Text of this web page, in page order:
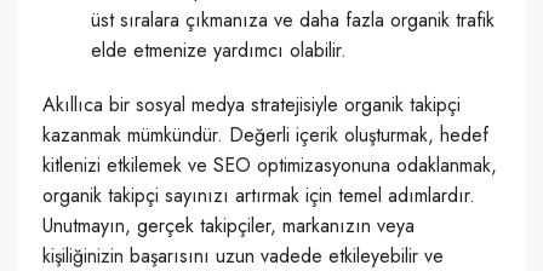
üst sıralara çıkmanıza ve daha fazla organik trafik
elde etmenize yardımcı olabilir.
Akıllıca bir sosyal medya stratejisiyle organik takipçi
kazanmak mümkündür. Değerli içerik oluşturmak, hedef
kitlenizi etkilemek ve SEO optimizasyonuna odaklanmak,
organik takipçi sayınızı artırmak için temel adımlardır.
Unutmayın, gerçek takipçiler, markanızın veya
kişiliğinizin başarısını uzun vadede etkileyebilir ve